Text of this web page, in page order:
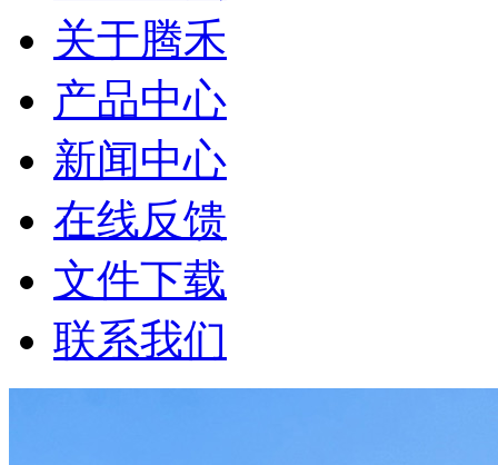
关于腾禾
产品中心
新闻中心
在线反馈
文件下载
联系我们